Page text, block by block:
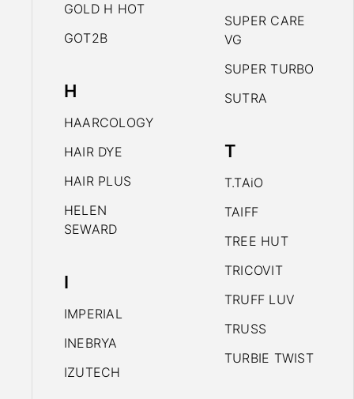
GOLD H HOT
GOT2B
H
HAARCOLOGY
HAIR DYE
HAIR PLUS
HELEN
SEWARD
I
IMPERIAL
INEBRYA
IZUTECH
SUPER CARE
VG
SUPER TURBO
SUTRA
T
T.TAiO
TAIFF
TREE HUT
TRICOVIT
TRUFF LUV
TRUSS
TURBIE TWIST